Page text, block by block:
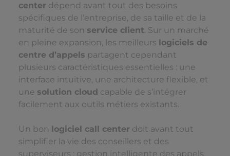
center dépend avant tout des besoins
spécifiques de l’entreprise, de sa taille et de la
maturité de son service client. Sur un marché
en pleine expansion, les meilleurs logiciels de
centre d’appels partagent cependant
plusieurs caractéristiques essentielles : une
interface intuitive, une architecture flexible, et
une solution cloud capable de s’intégrer
facilement aux outils métiers existants.
Un bon logiciel call center doit avant tout
simplifier la vie des conseillers et des
superviseurs : gestion intelligente des appels,